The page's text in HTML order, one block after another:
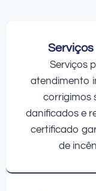
Serviços
atendimento
corrigimos
danificados e
certificado
de